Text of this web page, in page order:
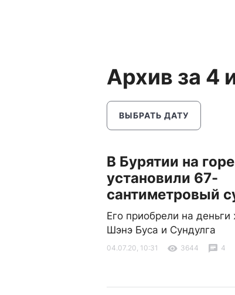
Архив за 4
ВЫБРАТЬ ДАТУ
В Бурятии на
установили 67-
сантиметровый
Его приобрели на деньги
Шэнэ Буса и Сундулга
04.07.20, 10:31 3644 4